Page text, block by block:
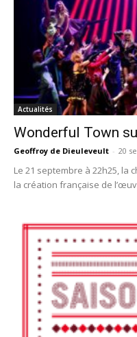
Actualités
Wonderful Town
Geoffroy de Dieuleveult - 20
Le 21 septembre à 22h25,
la création française de